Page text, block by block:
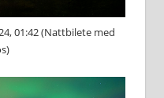
01:42 (Nattbilete med